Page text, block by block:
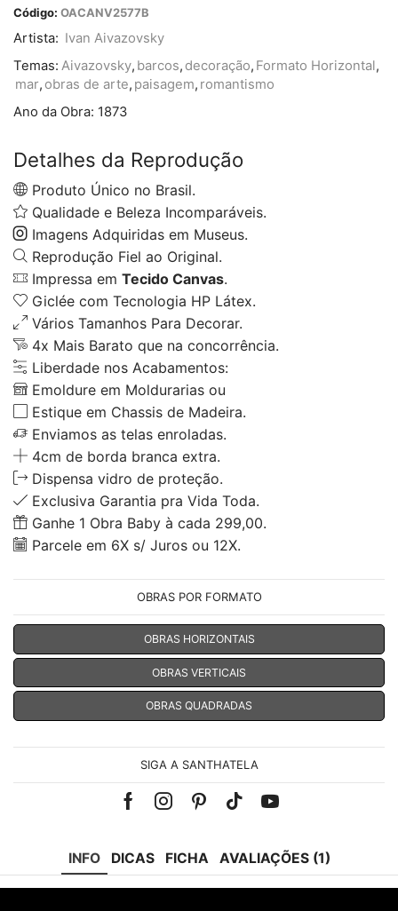
Código: OACANV2577B
Artista: Ivan Aivazovsky
Temas: Aivazovsky, barcos, decoração, Formato Horizontal,
mar, obras de arte, paisagem, romantismo
Ano da Obra: 1873
Detalhes da Reprodução
Produto Único no Brasil.
Qualidade e Beleza Incomparáveis.
Imagens Adquiridas em Museus.
Reprodução Fiel ao Original.
Impressa em Tecido Canvas.
Giclée com Tecnologia HP Látex.
Vários Tamanhos Para Decorar.
4x Mais Barato que na concorrência.
Liberdade nos Acabamentos:
Emoldure em Moldurarias ou
Estique em Chassis de Madeira.
Enviamos as telas enroladas.
4cm de borda branca extra.
Dispensa vidro de proteção.
Exclusiva Garantia pra Vida Toda.
Ganhe 1 Obra Baby à cada 299,00.
Parcele em 6X s/ Juros ou 12X.
OBRAS POR FORMATO
OBRAS HORIZONTAIS
OBRAS VERTICAIS
OBRAS QUADRADAS
SIGA A SANTHATELA
FacebookInstagramPinterest
Tik-Youtube
INFO DICAS FICHA AVALIAÇÕES (1)